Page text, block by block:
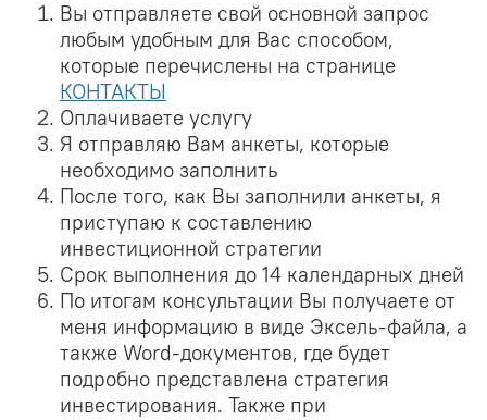
Вы отправляете свой основной запрос
любым удобным для Вас способом,
которые перечислены на странице
КОНТАКТЫ
Оплачиваете услугу
Я отправляю Вам анкеты, которые
необходимо заполнить
После того, как Вы заполнили анкеты, я
приступаю к составлению
инвестиционной стратегии
Срок выполнения до 14 календарных дней
По итогам консультации Вы получаете от
меня информацию в виде Эксель-файла, а
также Word-документов, где будет
подробно представлена стратегия
инвестирования. Также при